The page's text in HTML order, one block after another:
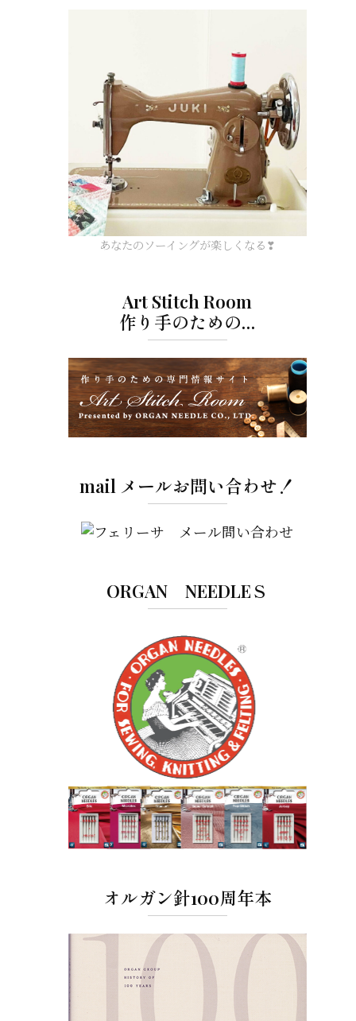
あなたのソーイングが楽しくなる❣
Art Stitch Room
作り手のための…
mail メールお問い合わせ！
ORGAN NEEDLEＳ
オルガン針100周年本